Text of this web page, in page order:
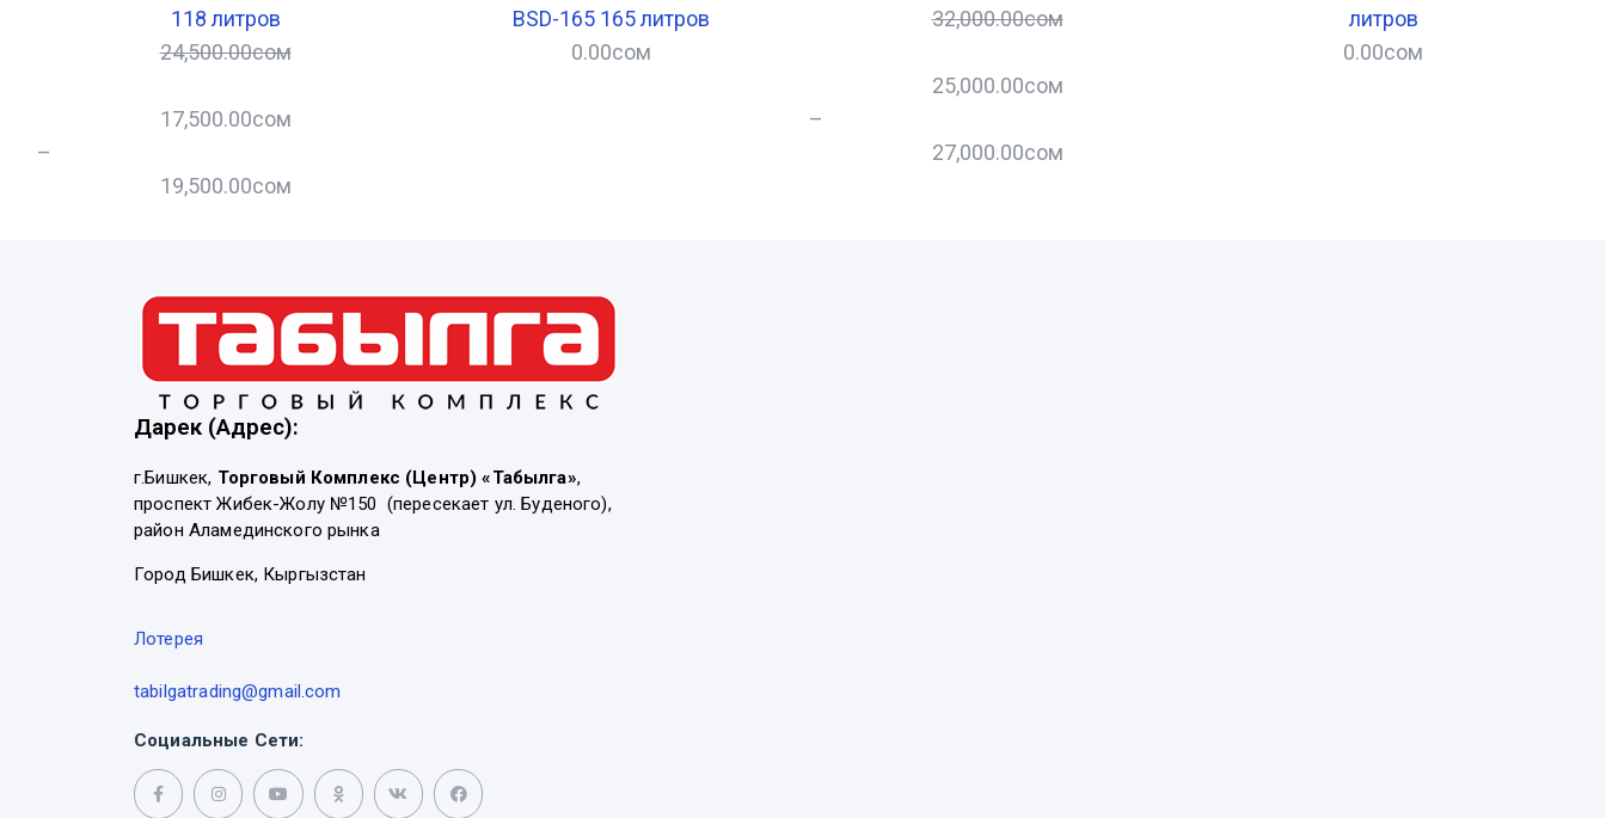
118 литров
24,500.00сом
17,500.00сом
–
19,500.00сом
BSD-165 165 литров
0.00сом
32,000.00сом
25,000.00сом
–
27,000.00сом
литров
0.00сом
Дарек (Адрес):
г.Бишкек, Торговый Комплекс (Центр) «Табылга»,
проспект Жибек-Жолу №150 (пересекает ул. Буденого),
район Аламединского рынка
Город Бишкек, Кыргызстан
Лотерея
tabilgatrading@gmail.com
Социальные Сети: